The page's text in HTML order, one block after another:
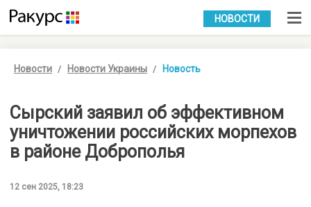
УКР РУС
НОВОСТИ
Новости Новости Украины Новость
Сырский заявил об эффективном
уничтожении российских морпехов
в районе Доброполья
12 сен 2025, 18:23